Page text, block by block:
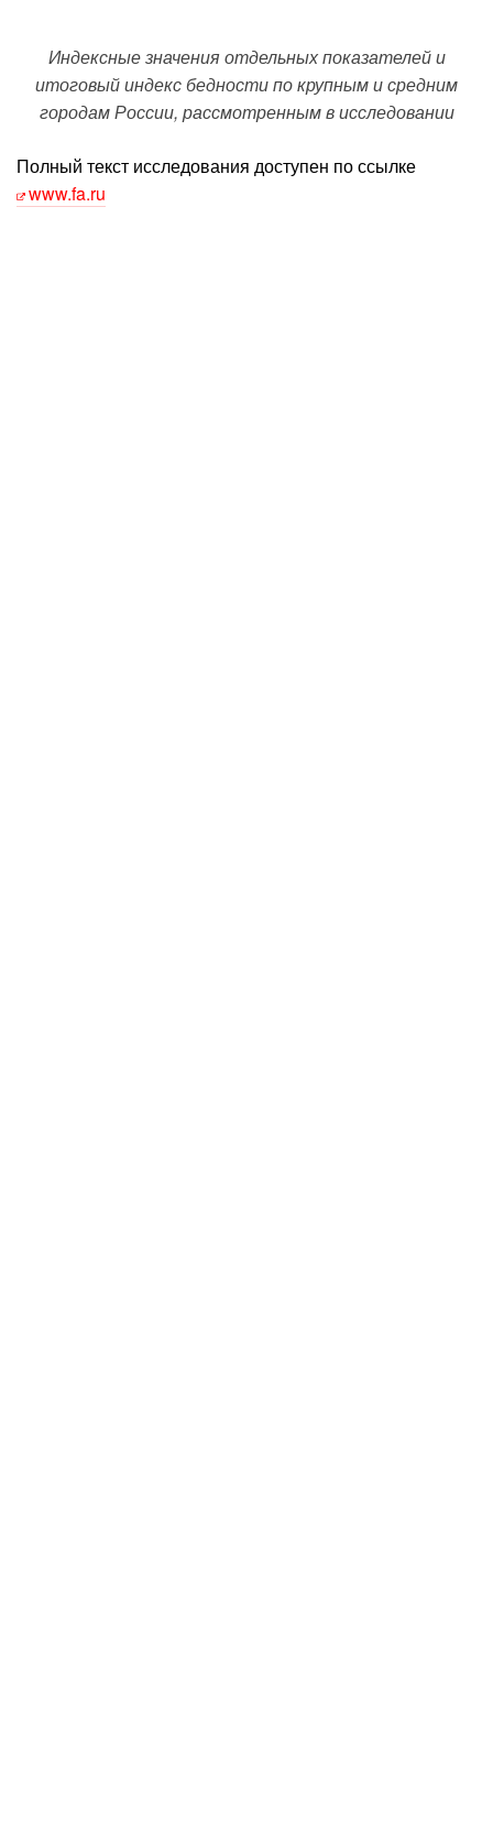
Индексные значения отдельных показателей и
итоговый индекс бедности по крупным и средним
городам России, рассмотренным в исследовании
Полный текст исследования доступен по ссылке
www.fa.ru